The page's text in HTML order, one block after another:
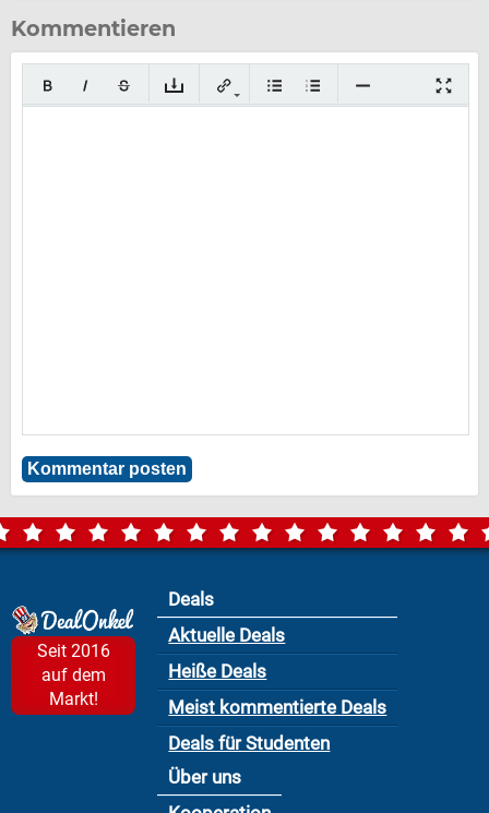
Kommentieren
Seit 2016
auf dem
Markt!
Deals
Aktuelle Deals
Heiße Deals
Meist kommentierte Deals
Deals für Studenten
Über uns